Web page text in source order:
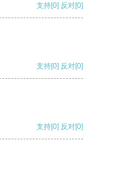
支持[0] 反对[0]
支持[0] 反对[0]
支持[0] 反对[0]